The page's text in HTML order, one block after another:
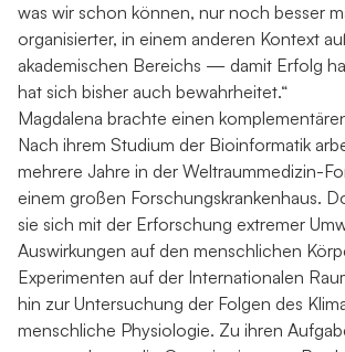
was wir schon können, nur noch besser
organisierter, in einem anderen Kontext
akademischen Bereichs — damit Erfolg
hat sich bisher auch bewahrheitet.“
Magdalena brachte einen
Nach ihrem Studium der Bioinformatik
mehrere Jahre in der Weltraummedizin-
einem großen Forschungskrankenhaus.
sie sich mit der Erforschung extremer
Auswirkungen auf den menschlichen
Experimenten auf der Internationalen
hin zur Untersuchung der Folgen des
menschliche Physiologie. Zu ihren